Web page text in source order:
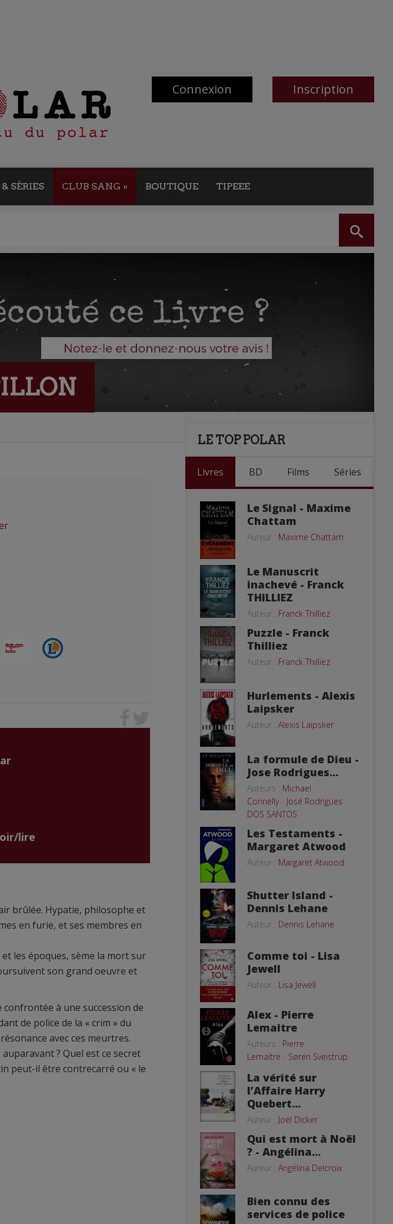
Connexion Inscription
SÉRIES CLUB SANG » BOUTIQUE TIPEEE
lire
brûlée. Hypatie, philosophe et
en furie, et ses membres en
les époques, sème la mort sur
son grand oeuvre et
à une succession de
de police de la « crim » du
avec ces meurtres.
? Quel est ce secret
peut-il être contrecarré ou « le
LE TOP POLAR
Livres BD Films Séries
Le Signal - Maxime
Chattam
Auteur : Maxime Chattam
Le Manuscrit
inachevé - Franck
THILLIEZ
Auteur : Franck Thilliez
Puzzle - Franck
Thilliez
Auteur : Franck Thilliez
Hurlements - Alexis
Laipsker
Auteur : Alexis Laipsker
La formule de Dieu -
Jose Rodrigues...
Auteurs : Michael
Connelly- José Rodrigues
DOS SANTOS
Les Testaments -
Margaret Atwood
Auteur : Margaret Atwood
Shutter Island -
Dennis Lehane
Auteur : Dennis Lehane
Comme toi - Lisa
Jewell
Auteur : Lisa Jewell
Alex - Pierre
Lemaitre
Auteurs : Pierre
Lemaitre - Søren Sveistrup
La vérité sur
l’Affaire Harry
Quebert...
Auteur : Joël Dicker
Qui est mort à Noël
? - Angélina...
Auteur : Angélina Delcroix
Bien connu des
services de police